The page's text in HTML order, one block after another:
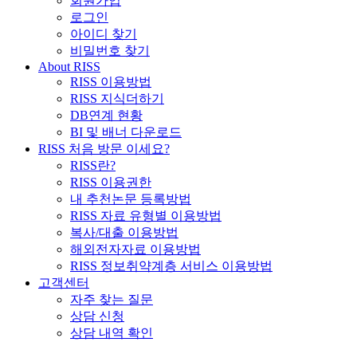
로그인
아이디 찾기
비밀번호 찾기
About RISS
RISS 이용방법
RISS 지식더하기
DB연계 현황
BI 및 배너 다운로드
RISS 처음 방문 이세요?
RISS란?
RISS 이용권한
내 추천논문 등록방법
RISS 자료 유형별 이용방법
복사/대출 이용방법
해외전자자료 이용방법
RISS 정보취약계층 서비스 이용방법
고객센터
자주 찾는 질문
상담 신청
상담 내역 확인